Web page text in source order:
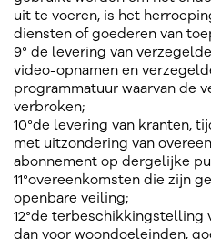
uit te voeren, is het
diensten of goederen van
9° de levering van
video-opnamen en
programmatuur waarvan de
verbroken;
10°de levering van kranten,
met uitzondering van
abonnement op dergelijke
11°overeenkomsten die zijn
openbare veiling;
12°de terbeschikkingstelling
dan voor woondoeleinden,